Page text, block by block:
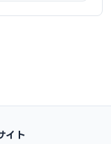
イト